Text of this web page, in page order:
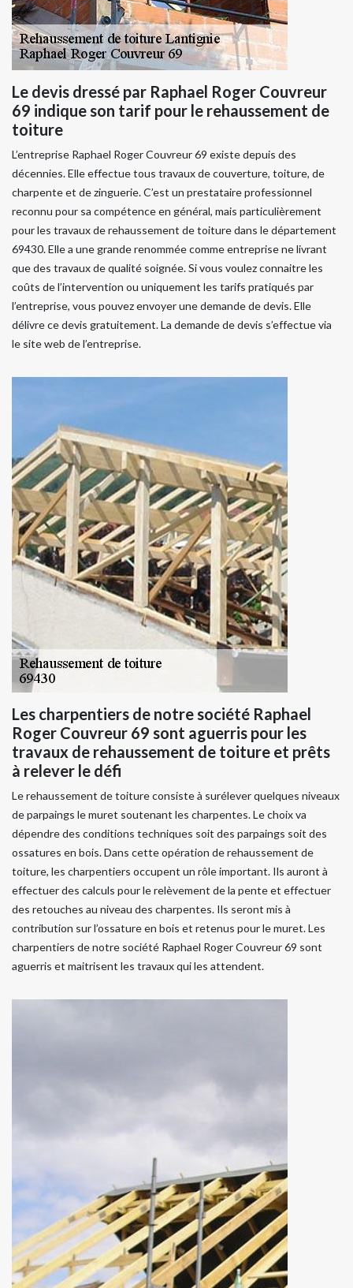
Le devis dressé par Raphael Roger Couvreur
69 indique son tarif pour le rehaussement de
toiture
L’entreprise Raphael Roger Couvreur 69 existe depuis des
décennies. Elle effectue tous travaux de couverture, toiture, de
charpente et de zinguerie. C’est un prestataire professionnel
reconnu pour sa compétence en général, mais particulièrement
pour les travaux de rehaussement de toiture dans le département
69430. Elle a une grande renommée comme entreprise ne livrant
que des travaux de qualité soignée. Si vous voulez connaitre les
coûts de l’intervention ou uniquement les tarifs pratiqués par
l’entreprise, vous pouvez envoyer une demande de devis. Elle
délivre ce devis gratuitement. La demande de devis s’effectue via
le site web de l’entreprise.
Les charpentiers de notre société Raphael
Roger Couvreur 69 sont aguerris pour les
travaux de rehaussement de toiture et prêts
à relever le défi
Le rehaussement de toiture consiste à surélever quelques niveaux
de parpaings le muret soutenant les charpentes. Le choix va
dépendre des conditions techniques soit des parpaings soit des
ossatures en bois. Dans cette opération de rehaussement de
toiture, les charpentiers occupent un rôle important. Ils auront à
effectuer des calculs pour le relèvement de la pente et effectuer
des retouches au niveau des charpentes. Ils seront mis à
contribution sur l’ossature en bois et retenus pour le muret. Les
charpentiers de notre société Raphael Roger Couvreur 69 sont
aguerris et maitrisent les travaux qui les attendent.